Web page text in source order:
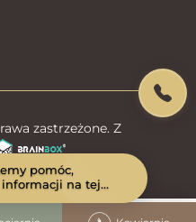
pomóc,
informacji na tej
zastrzeżone. Z
prywatności